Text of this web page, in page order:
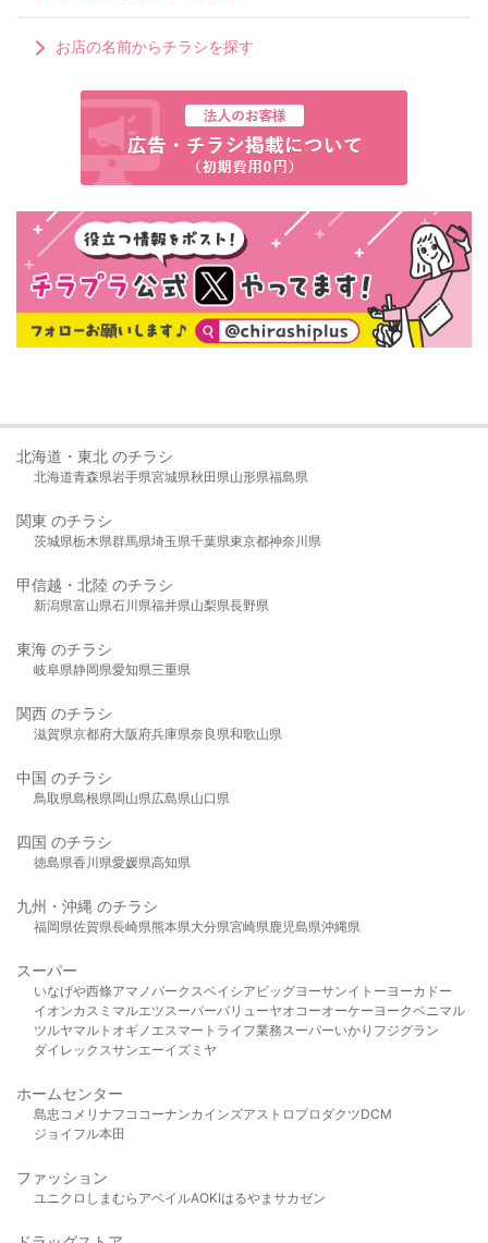
お店の名前からチラシを探す
北海道・東北 のチラシ
北海道青森県岩手県宮城県秋田県山形県福島県
関東 のチラシ
茨城県栃木県群馬県埼玉県千葉県東京都神奈川県
甲信越・北陸 のチラシ
新潟県富山県石川県福井県山梨県長野県
東海 のチラシ
岐阜県静岡県愛知県三重県
関西 のチラシ
滋賀県京都府大阪府兵庫県奈良県和歌山県
中国 のチラシ
鳥取県島根県岡山県広島県山口県
四国 のチラシ
徳島県香川県愛媛県高知県
九州・沖縄 のチラシ
福岡県佐賀県長崎県熊本県大分県宮崎県鹿児島県沖縄県
スーパー
いなげや西條アマノパークスベイシア ビッグヨーサンイトーヨーカドー
イオンカスミ マルエツスーパーバリューヤオコーオーケー ヨークベニマル
ツルヤマルト オギノ エスマート ライフ業務スーパーいかり フジグラン
ダイレックスサンエーイズミヤ
ホームセンター
島忠 コメリ ナフコ コーナンカインズアストロプロダクツDCM
ジョイフル本田
ファッション
ユニクロ しまむら アベイルAOKIはるやま サカゼン